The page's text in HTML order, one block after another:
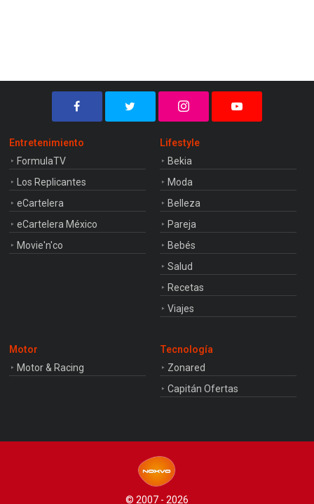
Entretenimiento
FormulaTV
Los Replicantes
eCartelera
eCartelera México
Movie'n'co
Lifestyle
Bekia
Moda
Belleza
Pareja
Bebés
Salud
Recetas
Viajes
Motor
Motor & Racing
Tecnología
Zonared
Capitán Ofertas
© 2007 - 2026